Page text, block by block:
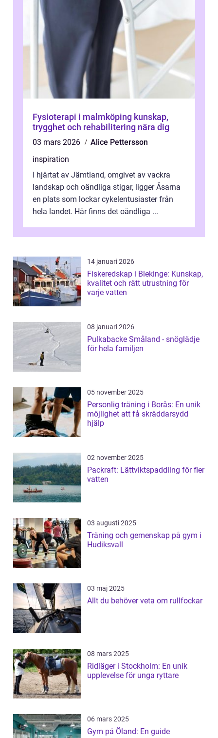
Fysioterapi i malmköping kunskap,
trygghet och rehabilitering nära dig
03 mars 2026
Alice Pettersson
inspiration
I hjärtat av Jämtland, omgivet av vackra
landskap och oändliga stigar, ligger Åsarna
en plats som lockar cykelentusiaster från
hela landet. Här finns det oändliga ...
14 januari 2026
Fiskeredskap i Blekinge: Kunskap,
kvalitet och rätt utrustning för
varje vatten
08 januari 2026
Pulkabacke Småland - snöglädje
för hela familjen
05 november 2025
Personlig träning i Borås: En unik
möjlighet att få skräddarsydd
hjälp
02 november 2025
Packraft: Lättviktspaddling för fler
vatten
03 augusti 2025
Träning och gemenskap på gym i
Hudiksvall
03 maj 2025
Allt du behöver veta om rullfockar
08 mars 2025
Ridläger i Stockholm: En unik
upplevelse för unga ryttare
06 mars 2025
Gym på Öland: En guide